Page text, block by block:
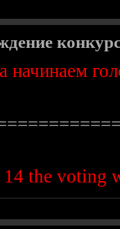
начинаем
14 the voting